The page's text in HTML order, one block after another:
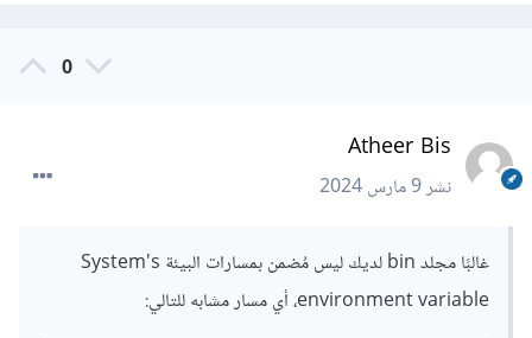
0
Atheer Bis
نشر9 مارس 2024
غالبًا مجلد bin لديك ليس مُضمن بمسارات البيئة System's
environment variable، أي مسار مشابه للتالي: